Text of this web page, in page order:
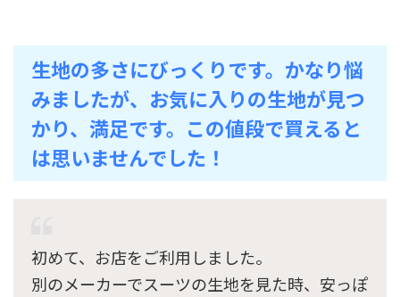
生地の多さにびっくりです。かなり悩
みましたが、お気に入りの生地が見つ
かり、満足です。この値段で買えると
は思いませんでした！
初めて、お店をご利用しました。
別のメーカーでスーツの生地を見た時、安っぽ